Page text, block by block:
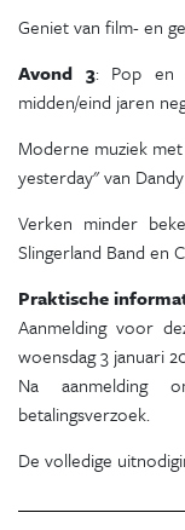
Geniet van film- en
Avond 3: Pop en
midden/eind jaren
Moderne muziek
yesterday" van
Verken minder
Slingerland Band en
Praktische
Aanmelding voor
woensdag 3 januari
Na aanmelding
betalingsverzoek.
De volledige